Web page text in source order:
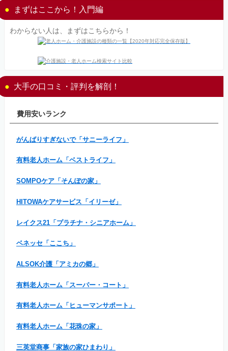
まずはここから！入門編
わからない人は、まずはこちらから！
大手の口コミ・評判を解剖！
費用安いランク
がんばりすぎないで「サニーライフ」
有料老人ホーム「ベストライフ」
SOMPOケア「そんぽの家」
HITOWAケアサービス「イリーゼ」
レイクス21「プラチナ・シニアホーム」
ベネッセ「ここち」
ALSOK介護「アミカの郷」
有料老人ホーム「スーパー・コート」
有料老人ホーム「ヒューマンサポート」
有料老人ホーム「花珠の家」
三英堂商事「家族の家ひまわり」